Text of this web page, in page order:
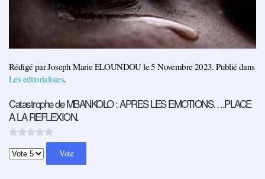
Rédigé par Joseph Marie ELOUNDOU le5 Novembre 2023. Publié dans
Les editorialistes.
Catastrophe de MBANKOLO : APRES LES EMOTIONS….PLACE
A LA REFLEXION.
Veuillez voter